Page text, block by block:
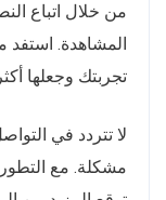
من خلال اتباع
المشاهدة. استفد
تجربتك وجعلها
لا تتردد في